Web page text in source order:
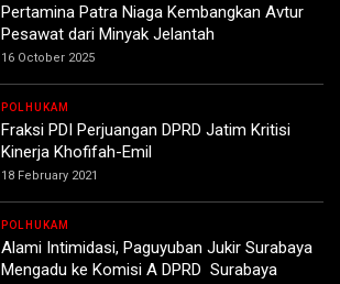
Pertamina Patra Niaga Kembangkan Avtur
Pesawat dari Minyak Jelantah
16 October 2025
POLHUKAM
Fraksi PDI Perjuangan DPRD Jatim Kritisi
Kinerja Khofifah-Emil
18 February 2021
POLHUKAM
Alami Intimidasi, Paguyuban Jukir Surabaya
Mengadu ke Komisi A DPRD Surabaya